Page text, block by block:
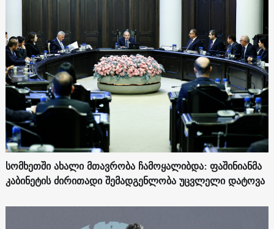
სომხეთში ახალი მთავრობა ჩამოყალიბდა: ფაშინიანმა
კაბინეტის ძირითადი შემადგენლობა უცვლელი დატოვა